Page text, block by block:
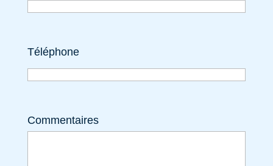
Téléphone
Commentaires